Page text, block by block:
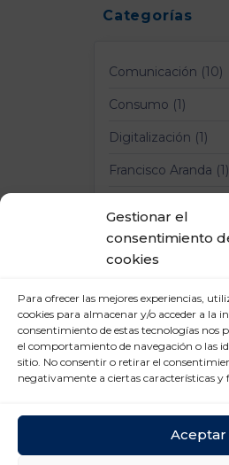
Gestionar el
consentimiento
cookies
Para ofrecer las mejores experiencias,
cookies para almacenar y/o acceder a la
consentimiento de estas tecnologías nos
el comportamiento de navegación o las
sitio. No consentir o retirar el
negativamente a ciertas características y
Aceptar
Categorías
Comunicación (10)
Consumo (1)
Digitalización (1)
Francisco Aranda (1)
Mercado Laboral (6)
Nuevas tecnologías
Prevención
Laborales (12)
Relaciones